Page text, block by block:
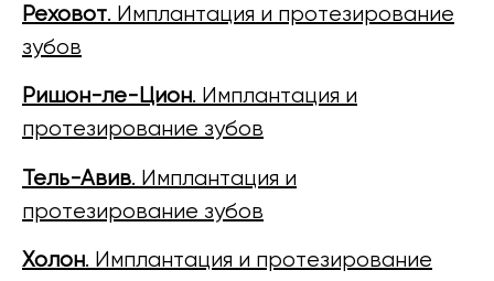
Реховот. Имплантация и протезирование
зубов
Ришон-ле-Цион. Имплантация и
протезирование зубов
Тель-Авив. Имплантация и
протезирование зубов
Холон. Имплантация и протезирование